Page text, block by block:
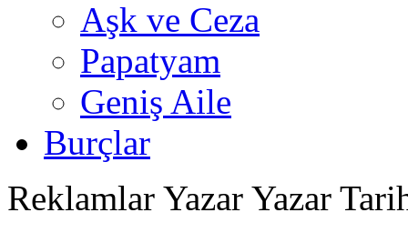
Aşk ve Ceza
Papatyam
Geniş Aile
Burçlar
Reklamlar Yazar Yazar